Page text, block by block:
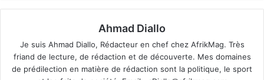
Ahmad Diallo
Je suis Ahmad Diallo, Rédacteur en chef chez AfrikMag. Très
friand de lecture, de rédaction et de découverte. Mes domaines
de prédilection en matière de rédaction sont la politique, le sport